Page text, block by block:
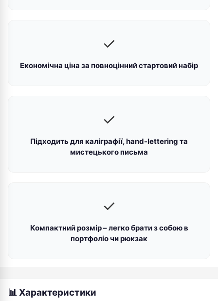
✓
Економічна ціна за повноцінний стартовий набір
✓
Підходить для каліграфії, hand-lettering та
мистецького письма
✓
Компактний розмір – легко брати з собою в
портфоліо чи рюкзак
📊 Характеристики